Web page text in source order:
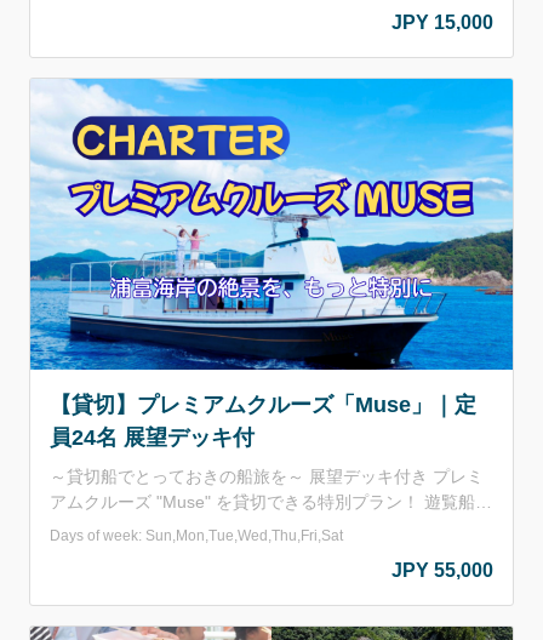
船内にはテーブルあり、飲食可。 ✔ 乗船時間は約40分、
島めぐり遊覧船と同じコースを運航。 ✔ この船のみ、ペ
ット乗船可能。 船長によるガイドあり or なし も選択可能
です。 写真撮影などは船長がサポート！ご要望などは可
能な限りご対応致します。 ※洞門や洞窟は入ることができ
ません。予めご了承くださいませ。
JPY 15,000
【貸切】プレミアムクルーズ「Muse」｜定
員24名 展望デッキ付
～貸切船でとっておきの船旅を～ 展望デッキ付き プレミ
アムクルーズ "Muse" を貸切できる特別プラン！ 遊覧船乗
り場から浦富海岸の絶景ポイントを巡ります。 貸切なの
ーブル席 ✔ コースは船長と相談可能 社員旅行・仲間との
貸切クルージング・特別な集まりやイベントにおすすめで
Days of week: Sun,Mon,Tue,Wed,Thu,Fri,Sat
JPY 55,000